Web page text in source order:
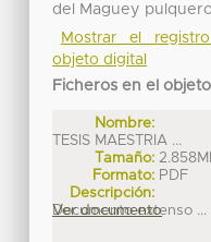
del Maguey
Mostrar el
objeto digital
Ficheros en el
Nombre:
TESIS MAESTRIA ...
Tamaño:
Formato: PDF
Descripción:
Documento extenso ...
Ver documento